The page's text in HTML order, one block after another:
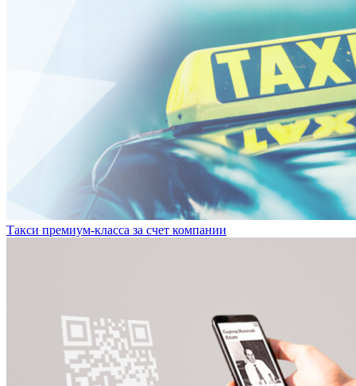
Такси премиум-класса за счет компании